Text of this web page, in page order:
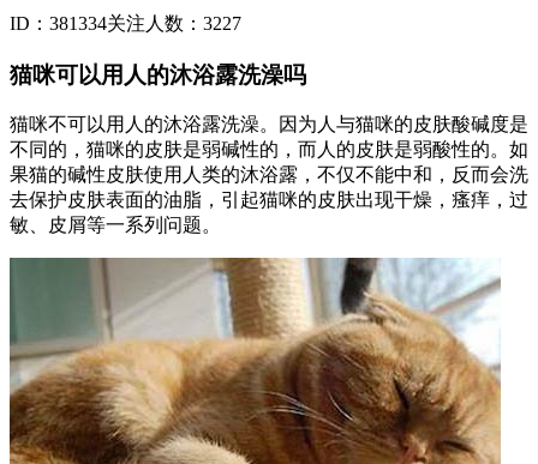
ID：381334关注人数：3227
猫咪可以用人的沐浴露洗澡吗
猫咪不可以用人的沐浴露洗澡。因为人与猫咪的皮肤酸碱度是
不同的，猫咪的皮肤是弱碱性的，而人的皮肤是弱酸性的。如
果猫的碱性皮肤使用人类的沐浴露，不仅不能中和，反而会洗
去保护皮肤表面的油脂，引起猫咪的皮肤出现干燥，瘙痒，过
敏、皮屑等一系列问题。